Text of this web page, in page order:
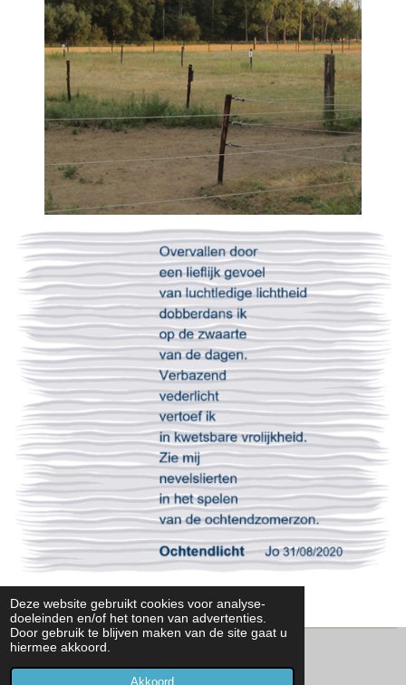
Deze website gebruikt cookies voor analyse-
doeleinden en/of het tonen van advertenties.
Door gebruik te blijven maken van de site gaat u
hiermee akkoord.
Akkoord
the frivolous backyard | F-B-Y-L-C-K-S-D-R-V